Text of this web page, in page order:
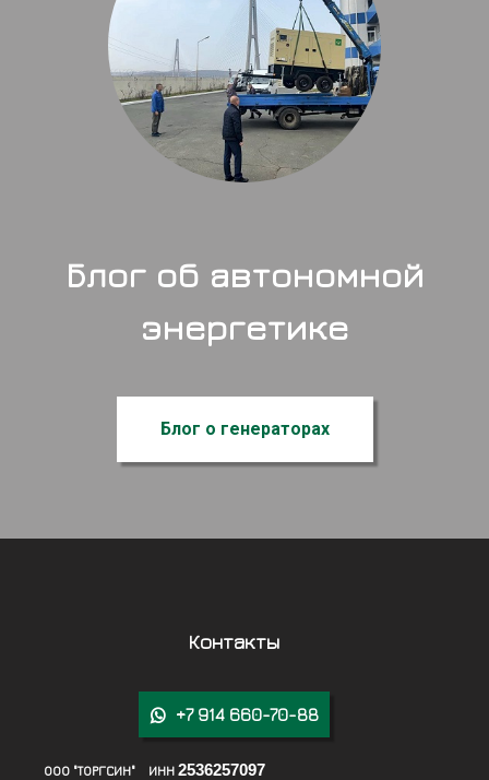
Блог об автономной
энергетике
Блог о генераторах
Контакты
 +7 914 660-70-88
ООО "ТОРГСИН" ИНН 2536257097